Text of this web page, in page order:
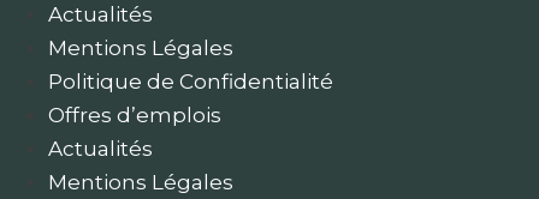
Actualités
Mentions Légales
Politique de Confidentialité
Offres d’emplois
Actualités
Mentions Légales